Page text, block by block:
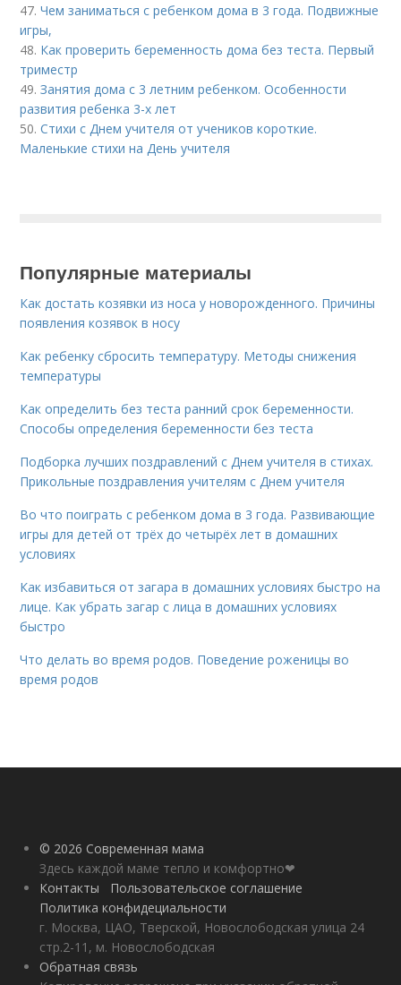
47.Чем заниматься с ребенком дома в 3 года. Подвижные
игры,
48. Как проверить беременность дома без теста. Первый
триместр
49.Занятия дома с 3 летним ребенком. Особенности
развития ребенка 3-х лет
50.Стихи с Днем учителя от учеников короткие.
Маленькие стихи на День учителя
Популярные материалы
Как достать козявки из носа у новорожденного. Причины
появления козявок в носу
Как ребенку сбросить температуру. Методы снижения
температуры
Как определить без теста ранний срок беременности.
Способы определения беременности без теста
Подборка лучших поздравлений с Днем учителя в стихах.
Прикольные поздравления учителям с Днем учителя
Во что поиграть с ребенком дома в 3 года. Развивающие
игры для детей от трёх до четырёх лет в домашних
условиях
Как избавиться от загара в домашних условиях быстро на
лице. Как убрать загар с лица в домашних условиях
быстро
Что делать во время родов. Поведение роженицы во
время родов
© 2026 Современная мама
Здесь каждой маме тепло и комфортно❤
Контакты
Пользовательское соглашение
Политика конфидециальности
г. Москва, ЦАО, Тверской, Новослободская улица 24
стр.2-11, м. Новослободская
Обратная связь